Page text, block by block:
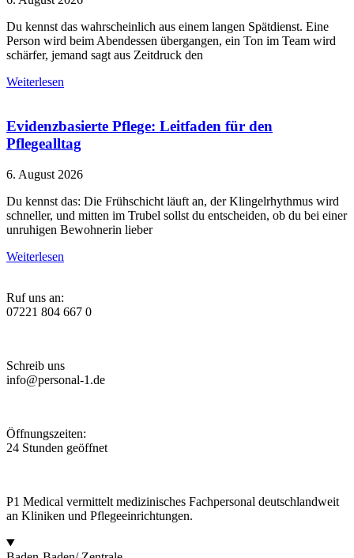
Du kennst das wahrscheinlich aus einem langen Spätdienst. Eine
Person wird beim Abendessen übergangen, ein Ton im Team wird
schärfer, jemand sagt aus Zeitdruck den
Weiterlesen
Evidenzbasierte Pflege: Leitfaden für den
Pflegealltag
6. August 2026
Du kennst das: Die Frühschicht läuft an, der Klingelrhythmus wird
schneller, und mitten im Trubel sollst du entscheiden, ob du bei einer
unruhigen Bewohnerin lieber
Weiterlesen
Ruf uns an:
07221 804 667 0
Schreib uns
info@personal-1.de
Öffnungszeiten:
24 Stunden geöffnet
P1 Medical vermittelt medizinisches Fachpersonal deutschlandweit
an Kliniken und Pflegeeinrichtungen.